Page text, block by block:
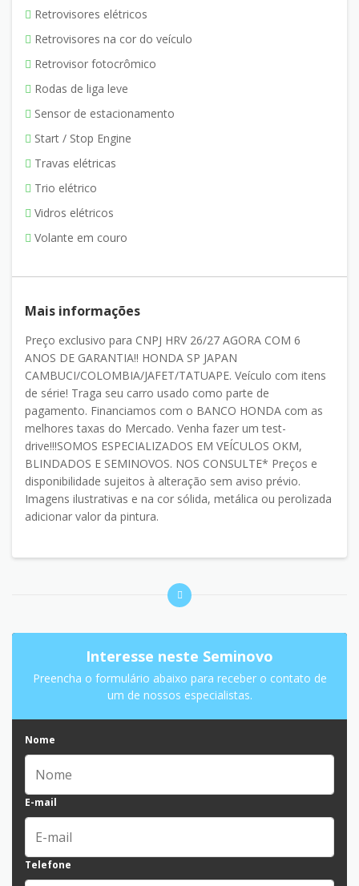
Retrovisores elétricos
Retrovisores na cor do veículo
Retrovisor fotocrômico
Rodas de liga leve
Sensor de estacionamento
Start / Stop Engine
Travas elétricas
Trio elétrico
Vidros elétricos
Volante em couro
Mais informações
Preço exclusivo para CNPJ HRV 26/27 AGORA COM 6
ANOS DE GARANTIA!! HONDA SP JAPAN
CAMBUCI/COLOMBIA/JAFET/TATUAPE. Veículo com itens
de série! Traga seu carro usado como parte de
pagamento. Financiamos com o BANCO HONDA com as
melhores taxas do Mercado. Venha fazer um test-
drive!!!SOMOS ESPECIALIZADOS EM VEÍCULOS OKM,
BLINDADOS E SEMINOVOS. NOS CONSULTE* Preços e
disponibilidade sujeitos à alteração sem aviso prévio.
Imagens ilustrativas e na cor sólida, metálica ou perolizada
adicionar valor da pintura.
Interesse neste Seminovo
Preencha o formulário abaixo para receber o contato de
um de nossos especialistas.
Nome
E-mail
Telefone